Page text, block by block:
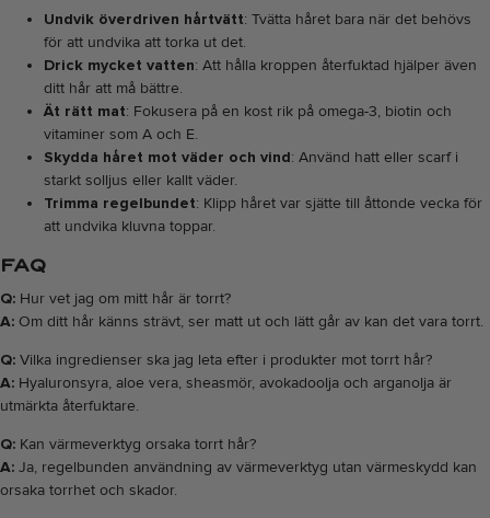
Undvik överdriven hårtvätt: Tvätta håret bara när det behövs
för att undvika att torka ut det.
Drick mycket vatten: Att hålla kroppen återfuktad hjälper även
ditt hår att må bättre.
Ät rätt mat: Fokusera på en kost rik på omega-3, biotin och
vitaminer som A och E.
Skydda håret mot väder och vind: Använd hatt eller scarf i
starkt solljus eller kallt väder.
Trimma regelbundet: Klipp håret var sjätte till åttonde vecka för
att undvika kluvna toppar.
FAQ
Q: Hur vet jag om mitt hår är torrt?
A: Om ditt hår känns strävt, ser matt ut och lätt går av kan det vara torrt.
Q: Vilka ingredienser ska jag leta efter i produkter mot torrt hår?
A: Hyaluronsyra, aloe vera, sheasmör, avokadoolja och arganolja är
utmärkta återfuktare.
Q: Kan värmeverktyg orsaka torrt hår?
A: Ja, regelbunden användning av värmeverktyg utan värmeskydd kan
orsaka torrhet och skador.